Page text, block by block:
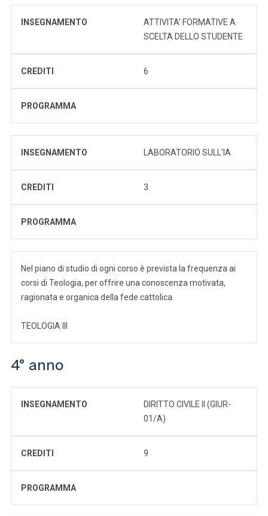
INSEGNAMENTO
ATTIVITA' FORMATIVE A
SCELTA DELLO STUDENTE
CREDITI 6
PROGRAMMA
INSEGNAMENTO LABORATORIO SULL'IA
CREDITI 3
PROGRAMMA
Nel piano di studio di ogni corso è prevista la frequenza ai
corsi di Teologia, per offrire una conoscenza motivata,
ragionata e organica della fede cattolica.
TEOLOGIA III
4° anno
INSEGNAMENTO
DIRITTO CIVILE II (GIUR-
01/A)
CREDITI 9
PROGRAMMA